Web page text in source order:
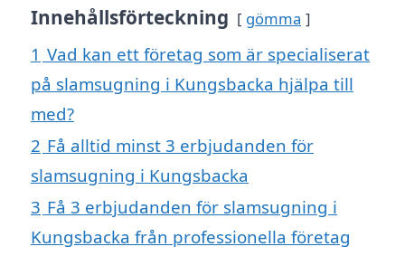
Innehållsförteckning gömma
1 Vad kan ett företag som är specialiserat
på slamsugning i Kungsbacka hjälpa till
med?
2 Få alltid minst 3 erbjudanden för
slamsugning i Kungsbacka
3 Få 3 erbjudanden för slamsugning i
Kungsbacka från professionella företag